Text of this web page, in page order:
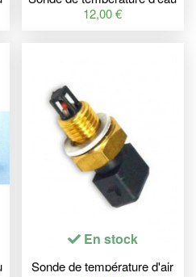
TOURMAX Honda GL1000
12,00 €
En stock
Sonde de température d'air